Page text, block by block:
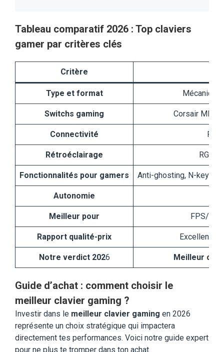
Tableau comparatif 2026 : Top claviers
gamer par critères clés
Critère
Type et format Mécanique
Switchs gaming Corsair MLX
Connectivité
Rétroéclairage RGB
Fonctionnalités pour gamers Anti-ghosting, N-key
Autonomie
Meilleur pour FPS/
Rapport qualité-prix Excellent
Notre verdict 2026 Meilleur
Guide d’achat : comment choisir le
meilleur clavier gaming ?
Investir dans le meilleur clavier gaming en 2026
représente un choix stratégique qui impactera
directement tes performances. Voici notre guide expert
pour ne plus te tromper dans ton achat.